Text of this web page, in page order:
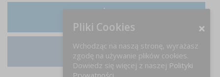
LinkedIn
Instagram
Pliki Cookies
Wchodząc na naszą stronę, wyrażasz
zgodę na używanie plików cookies.
Dowiedz się więcej z naszej Polityki